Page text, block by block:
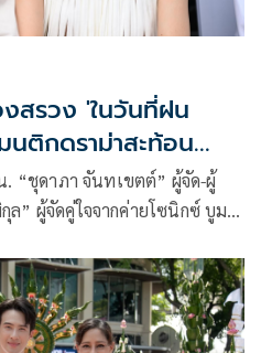
สรวง 'ในวันที่ฝน
นติกดราม่าสะท้อน
. “ชุดาภา จันทเขตต์” ผู้จัด-ผู้
ล” ผู้จัดคู่ใจจากค่ายโซนิกซ์ บูม
12 ปี